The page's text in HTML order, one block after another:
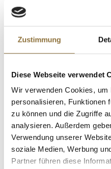
Zustimmung
Diese Webseite verwendet
Wir verwenden Cookies, um
personalisieren, Funktionen
zu können und die Zugriffe
analysieren. Außerdem
Verwendung unserer
soziale Medien, Werbung
Partner führen diese
Salz
5.2 g
€ 8,67
€ 57,80/ kg
St.